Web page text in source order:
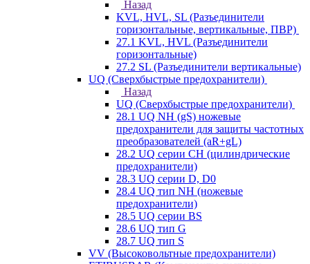
Назад
KVL, HVL, SL (Разъединители
горизонтальные, вертикальные, ПВР)
27.1 KVL, HVL (Разъединители
горизонтальные)
27.2 SL (Разъединители вертикальные)
UQ (Сверхбыстрые предохранители)
Назад
UQ (Сверхбыстрые предохранители)
28.1 UQ NH (gS) ножевые
предохранители для защиты частотных
преобразователей (aR+gL)
28.2 UQ серии CH (цилиндрические
предохранители)
28.3 UQ серии D, D0
28.4 UQ тип NH (ножевые
предохранители)
28.5 UQ серии BS
28.6 UQ тип G
28.7 UQ тип S
VV (Высоковольтные предохранители)